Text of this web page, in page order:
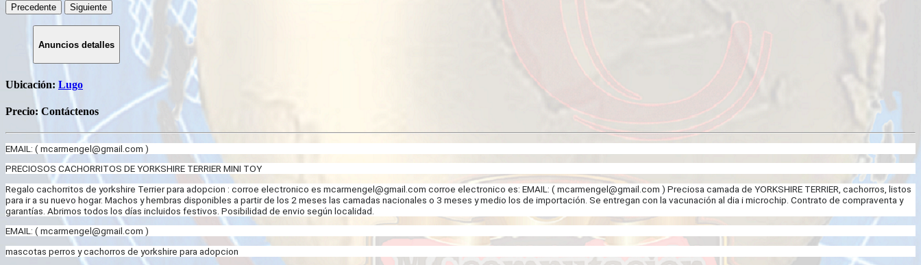
Precedente Siguiente
Anuncios detalles
Ubicación: Lugo
Precio: Contáctenos
EMAIL: (mcarmengel@gmail.com )
PRECIOSOS CACHORRITOS DE YORKSHIRE TERRIER MINI TOY
Regalo cachorritos de yorkshire Terrier para adopcion : corroe electronico es mcarmengel@gmail.com corroe electronico es: EMAIL: (mcarmengel@gmail.com ) Preciosa camada de YORKSHIRE TERRIER, cachorros, listos
para ir a su nuevo hogar. Machos y hembras disponibles a partir de los 2 meses las camadas nacionales o 3 meses y medio los de importación. Se entregan con la vacunación al dia i microchip. Contrato de compraventa y
garantías. Abrimos todos los días incluidos festivos. Posibilidad de envio según localidad.
EMAIL: (mcarmengel@gmail.com )
mascotas perros y cachorros de yorkshire para adopcion